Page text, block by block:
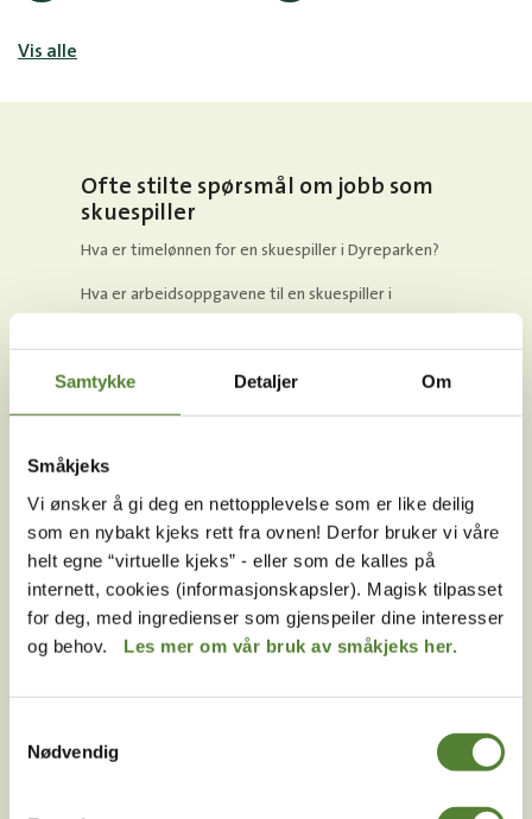
Samtykke Detaljer Om
Småkjeks
Vi ønsker å gi deg en nettopplevelse som er like deilig
som en nybakt kjeks rett fra ovnen! Derfor bruker vi våre
helt egne “virtuelle kjeks” - eller som de kalles på
internett, cookies (informasjonskapsler). Magisk tilpasset
for deg, med ingredienser som gjenspeiler dine interesser
og behov. Les mer om vår bruk av småkjeks her.
Nødvendig
Vis alle
Ofte stilte spørsmål om jobb som
skuespiller
Hva er timelønnen for en skuespiller i Dyreparken?
Hva er arbeidsoppgavene til en skuespiller i
skal jobbe som skuespiller i Dyreparken?
Dyreparken?
Kan Dyreparken ordne bolig til meg hvis jeg får jobb
som skuespiller?
Kan jeg søke jobb både som sesongmedarbeider i
Dyreparken, og som skuespiller?
Hvor lang er sesongen som skuespiller i
Sunniva?